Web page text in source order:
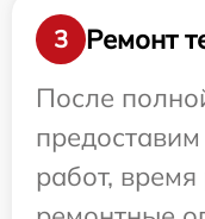
3
Ремонт
После
работ,